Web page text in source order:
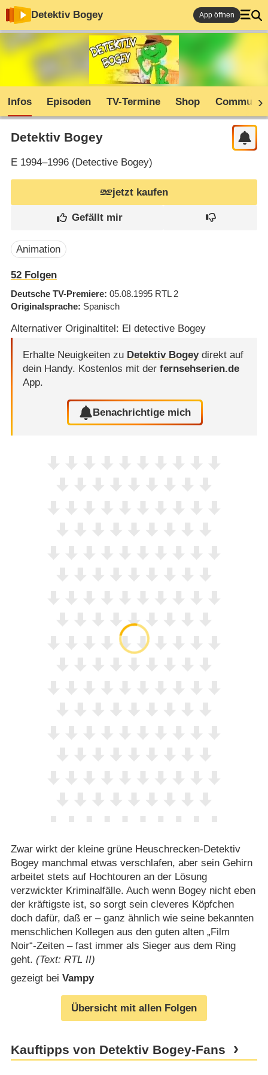
Detektiv Bogey App öffnen
Infos Episoden TV-Termine Shop
Detektiv Bogey
E1994–1996 (Detective Bogey)
jetzt kaufen
Animation
52Folgen
Deutsche TV-Premiere 05.08.1995 RTL 2
Originalsprache Spanisch
Alternativer Originaltitel: El detective Bogey
Erhalte Neuigkeiten zu Detektiv Bogeydirekt auf
dein Handy. Kostenlos mit der fernsehserien.de
App.
Benachrichtige mich
Zwar wirkt der kleine grüne Heuschrecken-Detektiv
Bogey manchmal etwas verschlafen, aber sein Gehirn
arbeitet stets auf Hochtouren an der Lösung
verzwickter Kriminalfälle. Auch wenn Bogey nicht eben
der kräftigste ist, so sorgt sein cleveres Köpfchen
doch dafür, daß er – ganz ähnlich wie seine bekannten
menschlichen Kollegen aus den guten alten „Film
Noir“-Zeiten – fast immer als Sieger aus dem Ring
geht. (Text: RTL II)
gezeigt bei Vampy
Übersicht mit allen Folgen
Kauftipps von Detektiv Bogey-Fans